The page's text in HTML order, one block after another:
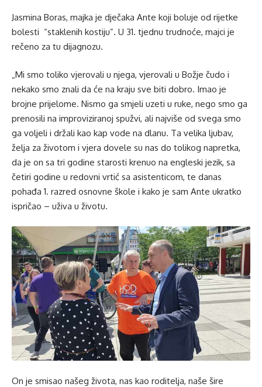
Jasmina Boras, majka je dječaka Ante koji boluje od rijetke
bolesti “staklenih kostiju”. U 31. tjednu trudnoće, majci je
rečeno za tu dijagnozu.
„Mi smo toliko vjerovali u njega, vjerovali u Božje čudo i
nekako smo znali da će na kraju sve biti dobro. Imao je
brojne prijelome. Nismo ga smjeli uzeti u ruke, nego smo ga
prenosili na improviziranoj spužvi, ali najviše od svega smo
ga voljeli i držali kao kap vode na dlanu. Ta velika ljubav,
želja za životom i vjera dovele su nas do tolikog napretka,
da je on sa tri godine starosti krenuo na engleski jezik, sa
četiri godine u redovni vrtić sa asistenticom, te danas
pohađa 1. razred osnovne škole i kako je sam Ante ukratko
ispričao – uživa u životu.
On je smisao našeg života, nas kao roditelja, naše šire